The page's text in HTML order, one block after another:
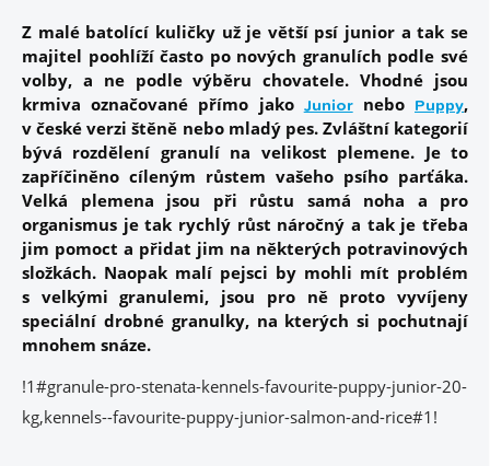
Z malé batolící kuličky už je větší psí junior a tak se
majitel poohlíží často po nových granulích podle své
volby, a ne podle výběru chovatele. Vhodné jsou
krmiva označované přímo jako Juniornebo Puppy,
v české verzi štěně nebo mladý pes. Zvláštní kategorií
bývá rozdělení granulí na velikost plemene. Je to
zapříčiněno cíleným růstem vašeho psího parťáka.
Velká plemena jsou při růstu samá noha a pro
organismus je tak rychlý růst náročný a tak je třeba
jim pomoct a přidat jim na některých potravinových
složkách. Naopak malí pejsci by mohli mít problém
s velkými granulemi, jsou pro ně proto vyvíjeny
speciální drobné granulky, na kterých si pochutnají
mnohem snáze.
!1#granule-pro-stenata-kennels-favourite-puppy-junior-20-
kg,kennels--favourite-puppy-junior-salmon-and-rice#1!